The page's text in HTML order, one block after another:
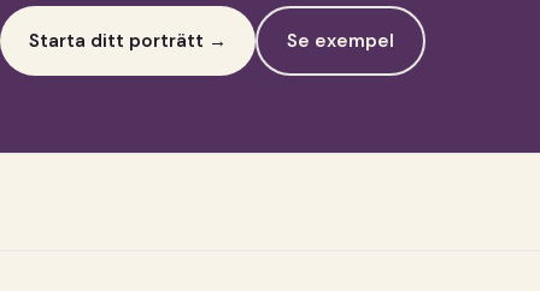
Starta ditt porträtt → Se exempel